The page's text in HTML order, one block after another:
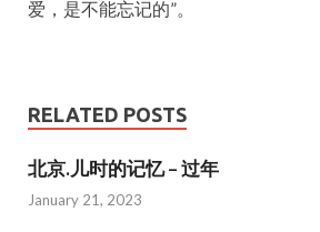
爱，是不能忘记的”。
RELATED POSTS
北京.儿时的记忆 – 过年
January 21, 2023